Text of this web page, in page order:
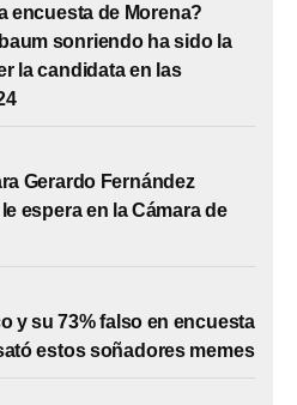
encuesta de Morena?
sonriendo ha sido la
la candidata en las
Gerardo Fernández
espera en la Cámara de
y su 73% falso en encuesta
estos soñadores memes